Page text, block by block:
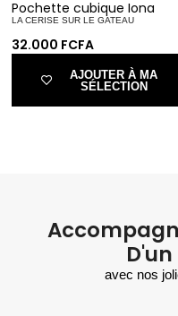
Pochette cubique Iona
LA CERISE SUR LE GATEAU
32.000 FCFA
AJOUTER À MA
SÉLECTION
avec nos